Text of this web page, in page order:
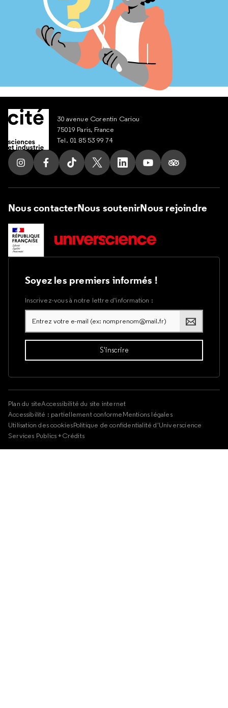
30 avenue Corentin Cariou
75019 Paris, France
Tel. 01 85 53 99 74
Suivez nous sur Instagram
Suivez nous sur Facebook
Suivez nous sur Tik Tok
Suivez nous sur X
Suivez nous sur LinkedIn
Suivez nous sur
Suivez nous
Nous contacterNous soutenirNous rejoindre
Soyez les premiers informés !
Inscrivez-vous à notre lettre d’information :
Plan du siteAccessibilité du site internet
Accessibilité : partiellement conformeMentions légales
Utilisation des cookiesPolitique de confidentialité d'Universcience
Services Publics +Crédits